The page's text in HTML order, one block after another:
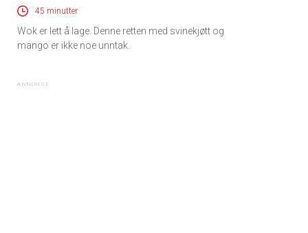
45 minutter
Wok er lett å lage. Denne retten med svinekjøtt og
mango er ikke noe unntak.